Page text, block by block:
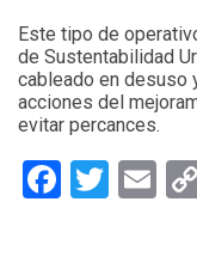
Este tipo de
de Sustentabilidad
cableado en desuso
acciones del
evitar percances.